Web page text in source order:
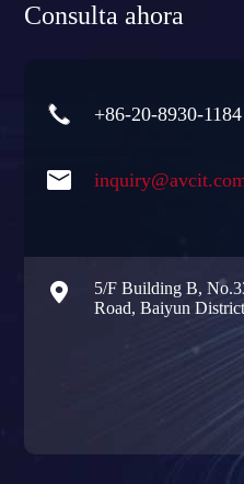
Consulta ahora
 +86-20-8930-1184


5/F Building B,
Road, Baiyun